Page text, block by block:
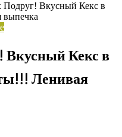
Подруг! Вкусный Кекс в
выпечка
Вкусный Кекс в
Ленивая